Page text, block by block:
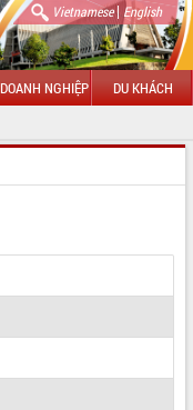
Vietnamese| English
DOANH NGHIỆP DU KHÁCH